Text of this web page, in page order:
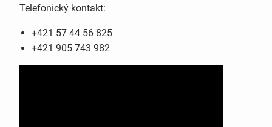
Telefonický kontakt:
+421 57 44 56 825
+421 905 743 982